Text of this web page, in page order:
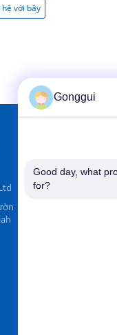
hệ với bây
TÌM
Gonggui
Good day, what
for?